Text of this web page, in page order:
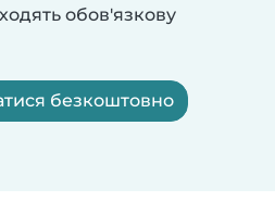
обов'язкову
безкоштовно